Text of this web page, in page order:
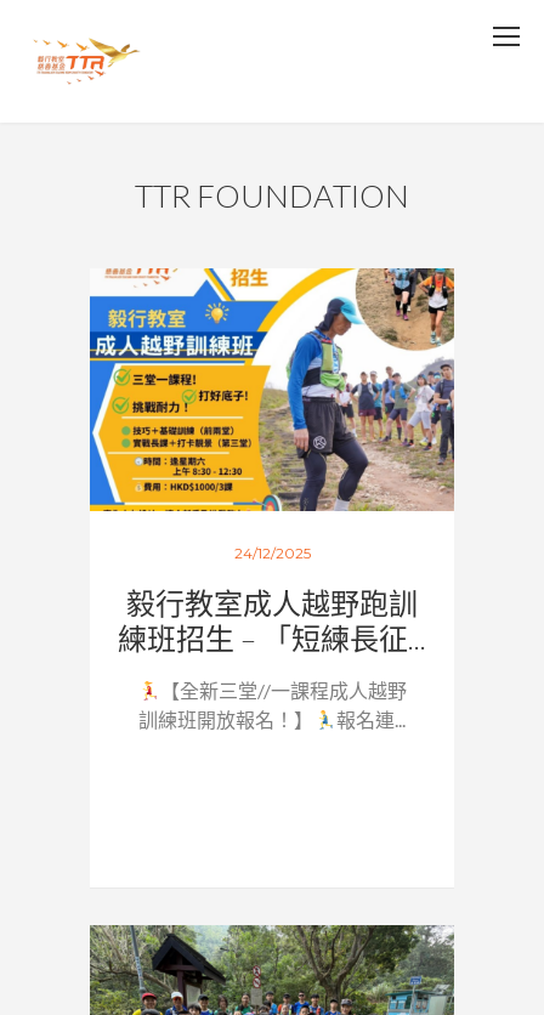
TTR FOUNDATION
24/12/2025
毅行教室成人越野跑訓
練班招生 – 「短練長征...
【全新三堂//一課程成人越野
訓練班開放報名！】
報名連...